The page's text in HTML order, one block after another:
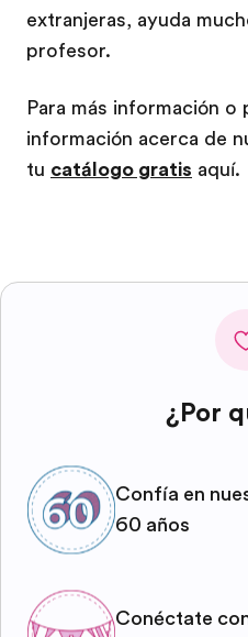
extranjeras, ayuda
profesor.
Para más información o
información acerca de
tu catálogo gratis aquí.
¿Por
Confía en
60 años
Conéctate